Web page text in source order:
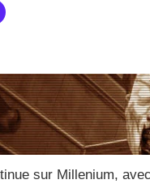
sur Millenium,